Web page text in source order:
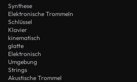
Synthese
Elektronische Trommeln
Schlüssel
Klavier
kinematisch
glatte
Elektronisch
Umgebung
Strings
Akustische Trommel